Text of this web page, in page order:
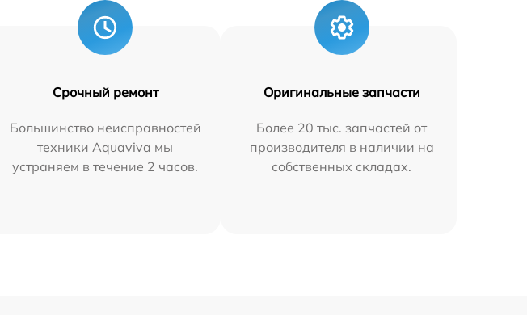
Срочный ремонт
Большинство неисправностей
техники Aquaviva мы
устраняем в течение 2 часов.
Оригинальные запчасти
Более 20 тыс. запчастей от
производителя в наличии на
собственных складах.